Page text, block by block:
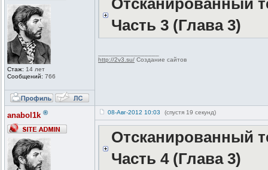
Стаж: 14 лет
Сообщений: 766
Отсканированный
Часть 3 (Глава 3)
http://2v3.su/ Создание сайтов
anabol1k ® 08-Авг-2012 10:03 (спустя 19 секунд)
Отсканированный
Часть 4 (Глава 3)